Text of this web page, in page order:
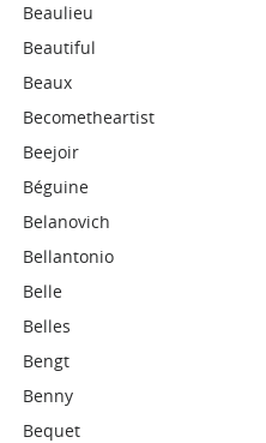
Beaulieu
Beautiful
Beaux
Becometheartist
Beejoir
Béguine
Belanovich
Bellantonio
Belle
Belles
Bengt
Benny
Bequet